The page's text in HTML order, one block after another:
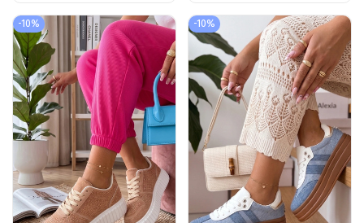
-10% -10%